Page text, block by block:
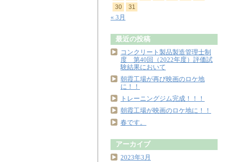
30
31
« 3月
最近の投稿
コンクリート製品製造管理士制
度 第40回（2022年度）評価試
験結果において
朝霞工場が再び映画のロケ地
に！！
トレーニングジム完成！！！
朝霞工場が映画のロケ地に！！
春です。
アーカイブ
2023年3月